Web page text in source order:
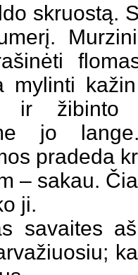
skruostą.
mylinti
ir
jo
pradeda
– sakau.
ji.
savaites